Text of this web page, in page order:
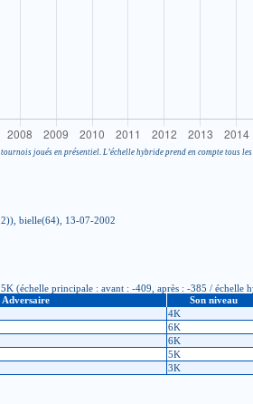
joués en présentiel. L’échelle hybride prend en compte tous
bielle(64), 13-07-2002
(échelle principale : avant : -409, après : -385 / échelle
Adversaire Son niveau
4K
6K
6K
5K
3K